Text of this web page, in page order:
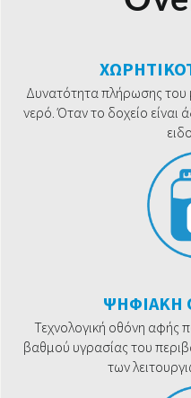
Δυνατότητα πλήρωσης του
νερό. Όταν το δοχείο είναι
ΨΗΦΙΑΚΗ
Τεχνολογική οθόνη αφής
βαθμού υγρασίας του
των